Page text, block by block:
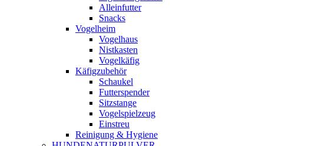
Alleinfutter
Snacks
Vogelheim
Vogelhaus
Nistkasten
Vogelkäfig
Käfigzubehör
Schaukel
Futterspender
Sitzstange
Vogelspielzeug
Einstreu
Reinigung & Hygiene